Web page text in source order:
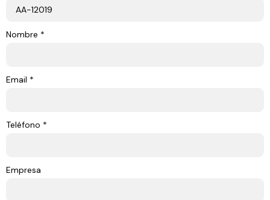
Nombre *
Email *
Teléfono *
Empresa